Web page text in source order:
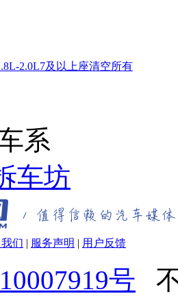
2.0L7及以上座清空所有
系
车坊
们 | 服务声明 | 用户反馈
号